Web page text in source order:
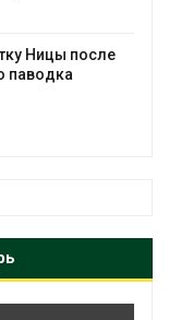
Ницы после
паводка